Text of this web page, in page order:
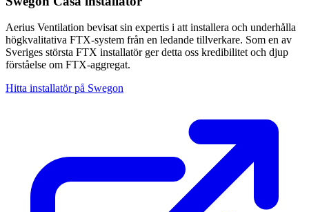
Aerius Ventilation bevisat sin expertis i att installera och underhålla
högkvalitativa FTX-system från en ledande tillverkare. Som en av
Sveriges största FTX installatör ger detta oss kredibilitet och djup
förståelse om FTX-aggregat.
Hitta installatör på Swegon